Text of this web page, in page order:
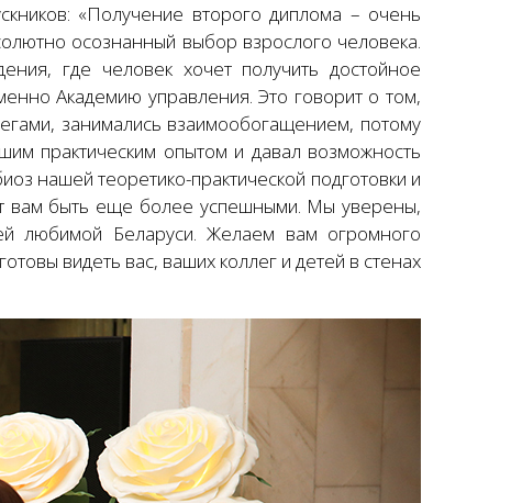
«Получение второго диплома – очень
осознанный выбор взрослого человека.
где человек хочет получить достойное
Академию управления. Это говорит о том,
занимались взаимообогащением, потому
практическим опытом и давал возможность
нашей теоретико-практической подготовки и
вам быть еще более успешными. Мы уверены,
любимой Беларуси. Желаем вам огромного
видеть вас, ваших коллег и детей в стенах